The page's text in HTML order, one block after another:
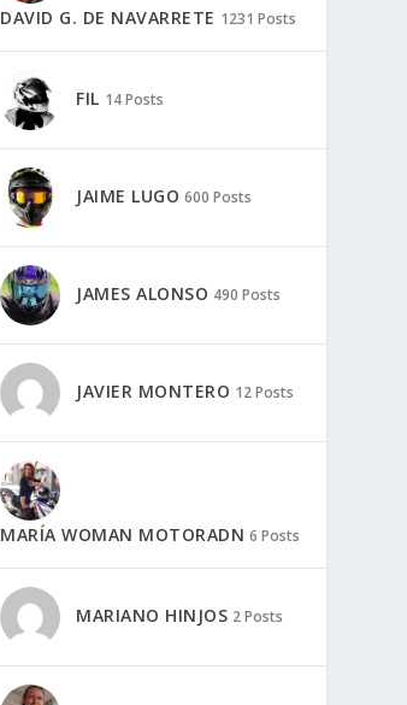
DAVID G. DE NAVARRETE 1231 Posts
FIL 14 Posts
JAIME LUGO 600 Posts
JAMES ALONSO 490 Posts
JAVIER MONTERO 12 Posts
MARÍA WOMAN MOTORADN 6 Posts
MARIANO HINJOS 2 Posts